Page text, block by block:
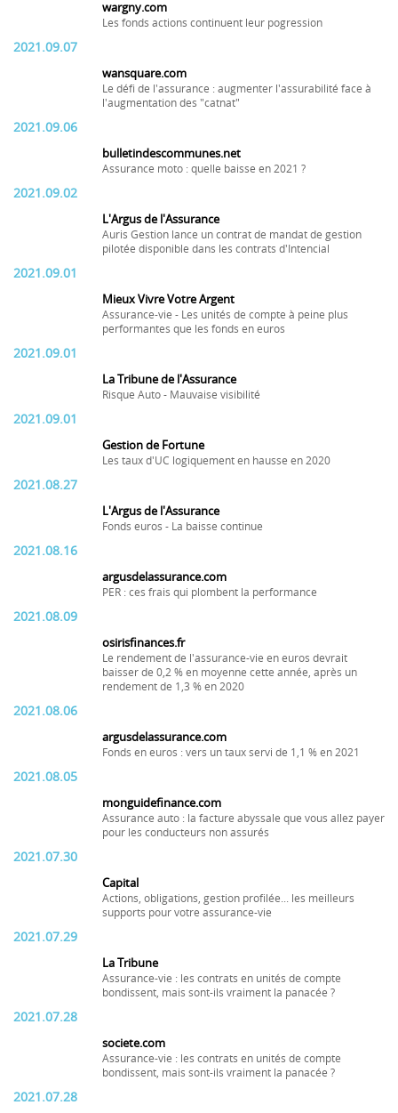
wargny.com
Les fonds actions continuent leur pogression
2021.09.07
wansquare.com
Le défi de l'assurance : augmenter l'assurabilité face à
l'augmentation des "catnat"
2021.09.06
bulletindescommunes.net
Assurance moto : quelle baisse en 2021 ?
2021.09.02
L'Argus de l'Assurance
Auris Gestion lance un contrat de mandat de gestion
pilotée disponible dans les contrats d'Intencial
2021.09.01
Mieux Vivre Votre Argent
Assurance-vie - Les unités de compte à peine plus
performantes que les fonds en euros
2021.09.01
La Tribune de l'Assurance
Risque Auto - Mauvaise visibilité
2021.09.01
Gestion de Fortune
Les taux d'UC logiquement en hausse en 2020
2021.08.27
L'Argus de l'Assurance
Fonds euros - La baisse continue
2021.08.16
argusdelassurance.com
PER : ces frais qui plombent la performance
2021.08.09
osirisfinances.fr
Le rendement de l'assurance-vie en euros devrait
baisser de 0,2 % en moyenne cette année, après un
rendement de 1,3 % en 2020
2021.08.06
argusdelassurance.com
Fonds en euros : vers un taux servi de 1,1 % en 2021
2021.08.05
monguidefinance.com
Assurance auto : la facture abyssale que vous allez payer
pour les conducteurs non assurés
2021.07.30
Capital
Actions, obligations, gestion profilée... les meilleurs
supports pour votre assurance-vie
2021.07.29
La Tribune
Assurance-vie : les contrats en unités de compte
bondissent, mais sont-ils vraiment la panacée ?
2021.07.28
societe.com
Assurance-vie : les contrats en unités de compte
bondissent, mais sont-ils vraiment la panacée ?
2021.07.28